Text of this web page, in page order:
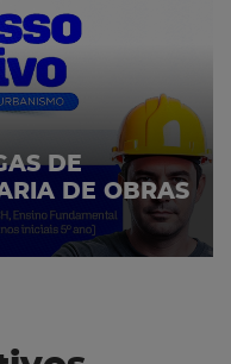
DE
DE OBRAS